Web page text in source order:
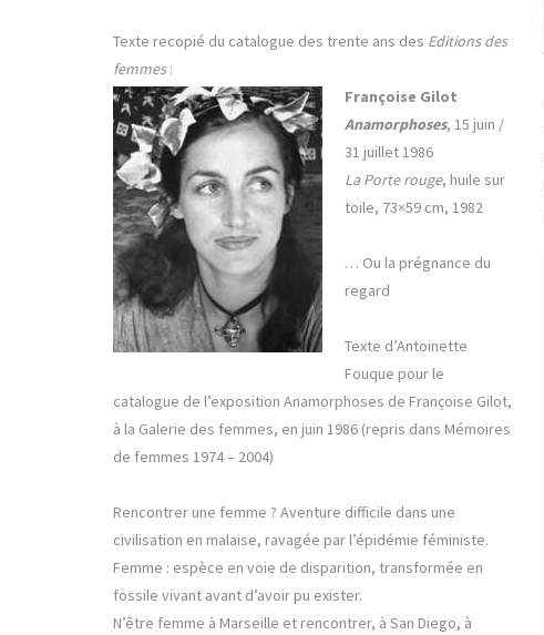
Texte recopié du catalogue des trente ans des Editions des
femmes:
Françoise Gilot
Anamorphoses, 15 juin /
31 juillet 1986
La Porte rouge, huile sur
toile, 73×59 cm, 1982
… Ou la prégnance du
regard
Texte d’Antoinette
Fouque pour le
catalogue de l’exposition Anamorphoses de Françoise Gilot,
à la Galerie des femmes, en juin 1986 (repris dans Mémoires
de femmes 1974 – 2004)
Rencontrer une femme ? Aventure difficile dans une
civilisation en malaise, ravagée par l’épidémie féministe.
Femme : espèce en voie de disparition, transformée en
fossile vivant avant d’avoir pu exister.
N’être femme à Marseille et rencontrer, à San Diego, à